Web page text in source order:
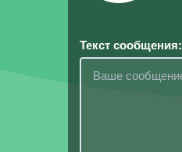
Текст сообщения: